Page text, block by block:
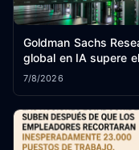
Goldman Sachs
global en IA supere
7/8/2026